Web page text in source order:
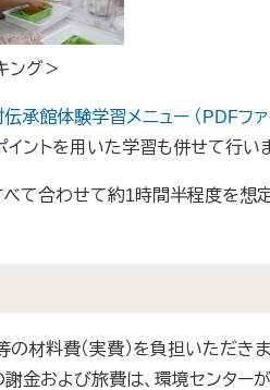
ング＞
伝承館体験学習メニュー （PDFファ
ントを用いた学習も併せて行いま
て合わせて約1時間半程度を想
材料費（実費）を負担いただきま
金および旅費は、環境センターが